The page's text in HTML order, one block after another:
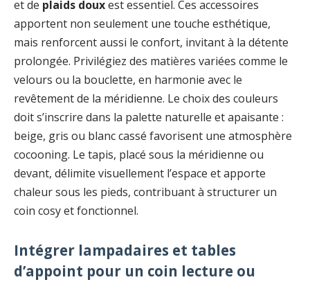
et de plaids douxest essentiel. Ces accessoires
apportent non seulement une touche esthétique,
mais renforcent aussi le confort, invitant à la détente
prolongée. Privilégiez des matières variées comme le
velours ou la bouclette, en harmonie avec le
revêtement de la méridienne. Le choix des couleurs
doit s’inscrire dans la palette naturelle et apaisante :
beige, gris ou blanc cassé favorisent une atmosphère
cocooning. Le tapis, placé sous la méridienne ou
devant, délimite visuellement l’espace et apporte
chaleur sous les pieds, contribuant à structurer un
coin cosy et fonctionnel.
Intégrer lampadaires et tables
d’appoint pour un coin lecture ou